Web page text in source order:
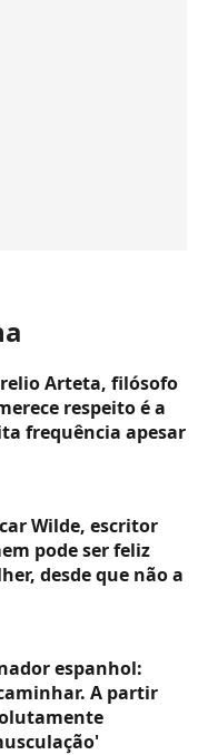
Arteta, filósofo
respeito é a
frequência apesar
Wilde, escritor
pode ser feliz
desde que não a
espanhol:
A partir